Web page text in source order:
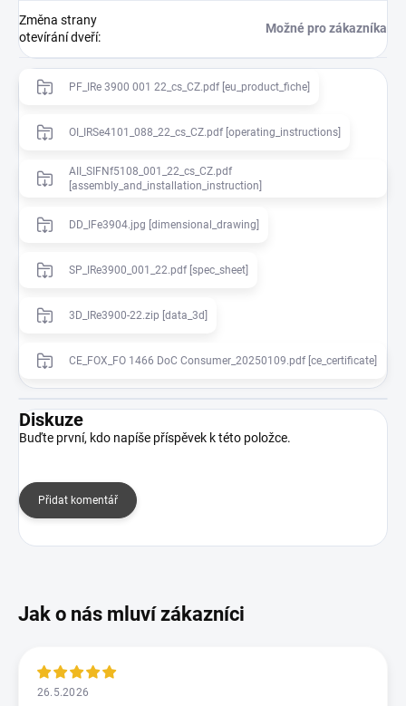
Změna strany
otevírání dveří:
Možné pro zákazníka
PF_IRe 3900 001 22_cs_CZ.pdf [eu_product_fiche]
OI_IRSe4101_088_22_cs_CZ.pdf [operating_instructions]
AII_SIFNf5108_001_22_cs_CZ.pdf
[assembly_and_installation_instruction]
DD_IFe3904.jpg [dimensional_drawing]
SP_IRe3900_001_22.pdf [spec_sheet]
3D_IRe3900-22.zip [data_3d]
CE_FOX_FO 1466 DoC Consumer_20250109.pdf [ce_certificate]
Diskuze
Buďte první, kdo napíše příspěvek k této položce.
Přidat komentář
26.5.2026